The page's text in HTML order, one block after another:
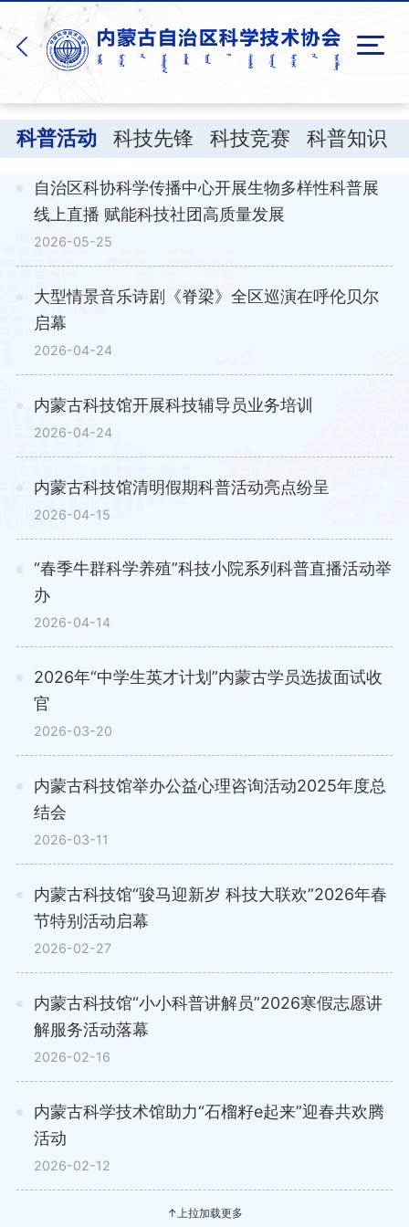
网站首页
要闻动态
学会学术
机关党建
举报须知
科普活动 科技先锋 科技竞赛 科普知识
自治区科协科学传播中心开展生物多样性科普展
线上直播 赋能科技社团高质量发展
2026-05-25
大型情景音乐诗剧《脊梁》全区巡演在呼伦贝尔
启幕
2026-04-24
内蒙古科技馆开展科技辅导员业务培训
2026-04-24
内蒙古科技馆清明假期科普活动亮点纷呈
2026-04-15
“春季牛群科学养殖”科技小院系列科普直播活动举
办
2026-04-14
2026年“中学生英才计划”内蒙古学员选拔面试收
官
2026-03-20
内蒙古科技馆举办公益心理咨询活动2025年度总
结会
2026-03-11
内蒙古科技馆“骏马迎新岁 科技大联欢”2026年春
节特别活动启幕
2026-02-27
内蒙古科技馆“小小科普讲解员”2026寒假志愿讲
解服务活动落幕
2026-02-16
内蒙古科学技术馆助力“石榴籽e起来”迎春共欢腾
活动
2026-02-12
↑上拉加载更多